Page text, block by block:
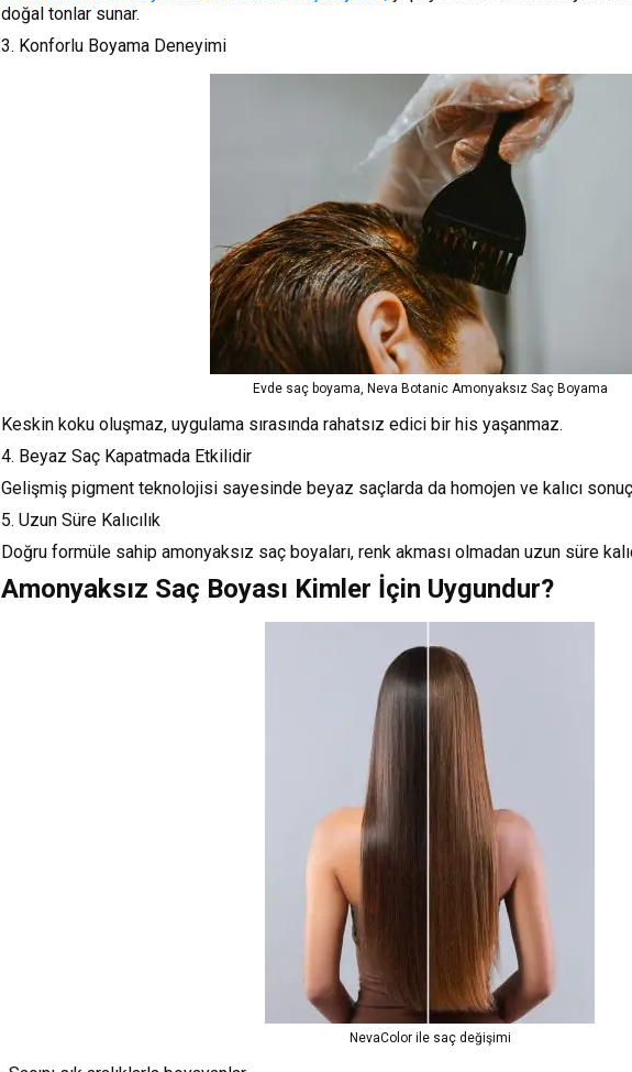
doğal tonlar sunar.
3. Konforlu Boyama Deneyimi
Evde saç boyama, Neva Botanic Amonyaksız Saç Boyama
Keskin koku oluşmaz, uygulama sırasında rahatsız edici bir his yaşanmaz.
4. Beyaz Saç Kapatmada Etkilidir
Gelişmiş pigment teknolojisi sayesinde beyaz saçlarda da homojen ve kalıcı
5. Uzun Süre Kalıcılık
Doğru formüle sahip amonyaksız saç boyaları, renk akması olmadan uzun süre
Amonyaksız Saç Boyası Kimler İçin Uygundur?
NevaColor ile saç değişimi